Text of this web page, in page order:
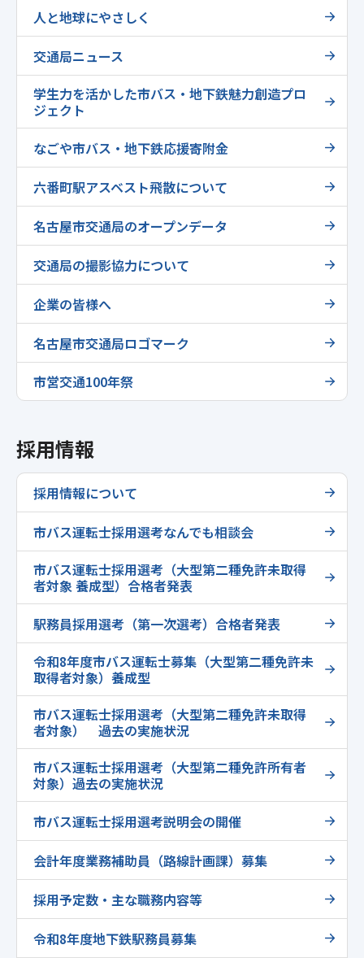
人と地球にやさしく
交通局ニュース
学生力を活かした市バス・地下鉄魅力創造プロ
ジェクト
なごや市バス・地下鉄応援寄附金
六番町駅アスベスト飛散について
名古屋市交通局のオープンデータ
交通局の撮影協力について
企業の皆様へ
名古屋市交通局ロゴマーク
市営交通100年祭
採用情報
採用情報について
市バス運転士採用選考なんでも相談会
市バス運転士採用選考（大型第二種免許未取得
者対象 養成型）合格者発表
駅務員採用選考（第一次選考）合格者発表
令和8年度市バス運転士募集（大型第二種免許未
取得者対象）養成型
市バス運転士採用選考（大型第二種免許未取得
者対象） 過去の実施状況
市バス運転士採用選考（大型第二種免許所有者
対象）過去の実施状況
市バス運転士採用選考説明会の開催
会計年度業務補助員（路線計画課）募集
採用予定数・主な職務内容等
令和8年度地下鉄駅務員募集